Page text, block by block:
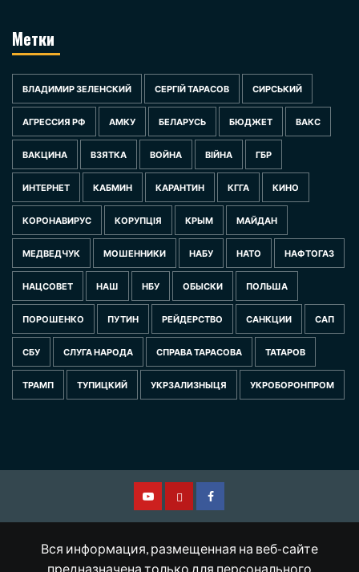
Метки
ВЛАДИМИР ЗЕЛЕНСКИЙ СЕРГІЙ ТАРАСОВ СИРСЬКИЙ
АГРЕССИЯ РФ АМКУ БЕЛАРУСЬ БЮДЖЕТ ВАКС
ВАКЦИНА ВЗЯТКА ВОЙНА ВІЙНА ГБР
ИНТЕРНЕТ КАБМИН КАРАНТИН КГГА КИНО
КОРОНАВИРУС КОРУПЦІЯ КРЫМ МАЙДАН
МЕДВЕДЧУК МОШЕННИКИ НАБУ НАТО НАФТОГАЗ
НАЦСОВЕТ НАШ НБУ ОБЫСКИ ПОЛЬША
ПОРОШЕНКО ПУТИН РЕЙДЕРСТВО САНКЦИИ САП
СБУ СЛУГА НАРОДА СПРАВА ТАРАСОВА ТАТАРОВ
ТРАМП ТУПИЦКИЙ УКРЗАЛИЗНЫЦЯ УКРОБОРОНПРОМ
СмотритеДругаяFacebook
Вся информация, размещенная на веб-сайте
предназначена только для персонального